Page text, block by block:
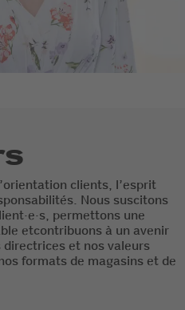
clients, l’esprit
Nous suscitons
permettons une
etcontribuons à un avenir
directrices et nos valeurs
formats de magasins et de